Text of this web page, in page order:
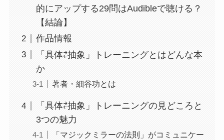
的にアップする29問はAudibleで聴ける？
【結論】
作品情報
「具体⇄抽象」トレーニングとはどんな本
か
著者・細谷功とは
「具体⇄抽象」トレーニングの見どころと
3つの魅力
「マジックミラーの法則」がコミュニケー